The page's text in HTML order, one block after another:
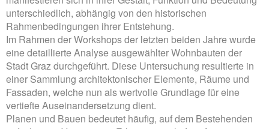
unterschiedlich, abhängig von den historischen
Rahmenbedingungen ihrer Entstehung.
Im Rahmen der Workshops der letzten beiden Jahre wurde
eine detaillierte Analyse ausgewählter Wohnbauten der
Stadt Graz durchgeführt. Diese Untersuchung resultierte in
einer Sammlung architektonischer Elemente, Räume und
Fassaden, welche nun als wertvolle Grundlage für eine
vertiefte Auseinandersetzung dient.
Planen und Bauen bedeutet häufig, auf dem Bestehenden